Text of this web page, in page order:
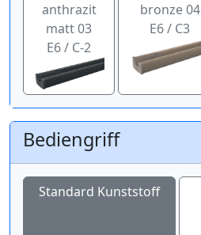
anthrazit
matt 03
E6 / C-2
bronze 04
E6 / C3
Bediengriff
Standard Kunststoff